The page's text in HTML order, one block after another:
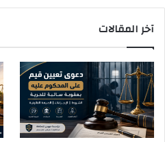
آخر المقالات